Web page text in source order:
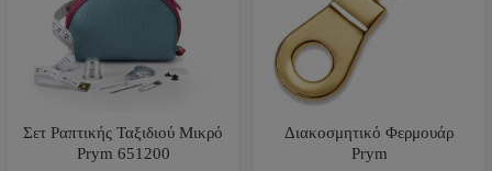
Σετ Ραπτικής Ταξιδιού Μικρό
Prym 651200
Διακοσμητικό Φερμουάρ
Prym